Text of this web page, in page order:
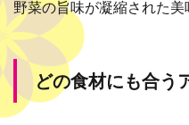
野菜の旨味が凝縮された美
どの食材にも合う